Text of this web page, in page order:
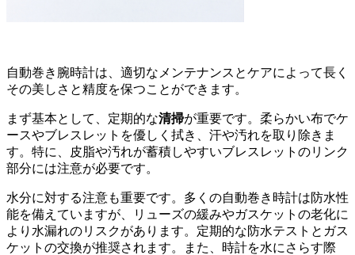
自動巻き腕時計は、適切なメンテナンスとケアによって長く
その美しさと精度を保つことができます。
まず基本として、定期的な清掃が重要です。柔らかい布でケ
ースやブレスレットを優しく拭き、汗や汚れを取り除きま
す。特に、皮脂や汚れが蓄積しやすいブレスレットのリンク
部分には注意が必要です。
水分に対する注意も重要です。多くの自動巻き時計は防水性
能を備えていますが、リューズの緩みやガスケットの老化に
より水漏れのリスクがあります。定期的な防水テストとガス
ケットの交換が推奨されます。また、時計を水にさらす際